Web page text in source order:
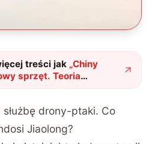
treści jak „Chiny
sprzęt. Teoria
wspólnego z
drony-ptaki. Co
Jiaolong?